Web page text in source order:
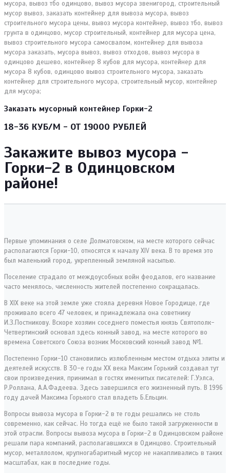
Заказать мусорный контейнер Горки-2
18-36 КУБ/М - ОТ 19000 РУБЛЕЙ
Закажите вывоз мусора -
Горки-2 в Одинцовском
районе!
Первые упоминания о селе Долматовском, на месте которого сейчас
располагаются Горки-10, относятся к началу XIV века. В то время это
был маленький город, укрепленный земляной насыпью.
Поселение страдало от междоусобных войн феодалов, его название
часто менялось, численность жителей постепенно сокращалась.
В XIX веке на этой земле уже стояла деревня Новое Городище, где
проживало всего 47 человек, и принадлежала она советнику
И.З.Постникову. Вскоре хозяин соседнего поместья князь Святополк-
Четвертинский основал здесь конный завод, на месте которого во
времена Советского Союза возник Московский конный завод №1.
Постепенно Горки-10 становились излюбленным местом отдыха элиты и
деятелей искусств. В 30-е годы XX века Максим Горький создавал тут
свои произведения, принимал в гостях именитых писателей: Г.Уэлса,
Р.Роллана, А.А.Фадеева. Здесь завершился его жизненный путь. В 1996
году дачей Максима Горького стал владеть Б.Ельцин.
Вопросы вывоза мусора в Горки-2 в те годы решались не столь
современно, как сейчас. Но тогда ещё не было такой загруженности в
этой отрасли. Вопросы вывоза мусора в Горки-2 в Одинцовском районе
решали пара компаний, располагавшихся в Одинцово. Строительный
мусор, металлолом, крупногабаритный мусор не накапливались в таких
масштабах, как в последние годы.